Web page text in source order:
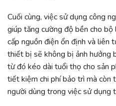
Cuối cùng, việc sử dụng công
giúp tăng cường độ bền cho bộ
cấp nguồn điện ổn định và liên
thiết bị sẽ không bị ảnh hưởng
từ đó kéo dài tuổi thọ cho sản
tiết kiệm chi phí bảo trì mà còn
người dùng trong việc sử dụng